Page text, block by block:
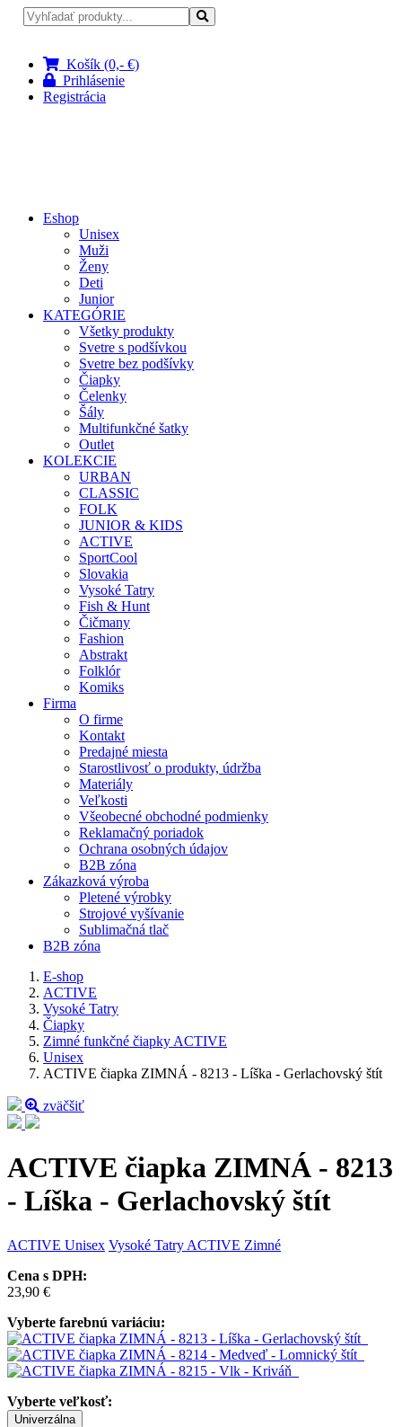
Košík (0,- €)
Prihlásenie
Registrácia
Eshop
Unisex
Muži
Ženy
Deti
Junior
KATEGÓRIE
Všetky produkty
Svetre s podšívkou
Svetre bez podšívky
Čiapky
Čelenky
Šály
Multifunkčné šatky
Outlet
KOLEKCIE
URBAN
CLASSIC
FOLK
JUNIOR & KIDS
ACTIVE
SportCool
Slovakia
Vysoké Tatry
Fish & Hunt
Čičmany
Fashion
Abstrakt
Folklór
Komiks
Firma
O firme
Kontakt
Predajné miesta
Starostlivosť o produkty, údržba
Materiály
Veľkosti
Všeobecné obchodné podmienky
Reklamačný poriadok
Ochrana osobných údajov
B2B zóna
Zákazková výroba
Pletené výrobky
Strojové vyšívanie
Sublimačná tlač
B2B zóna
E-shop
ACTIVE
Vysoké Tatry
Čiapky
Zimné funkčné čiapky ACTIVE
Unisex
ACTIVE čiapka ZIMNÁ - 8213 - Líška - Gerlachovský štít
zväčšiť
ACTIVE čiapka ZIMNÁ - 8213
- Líška - Gerlachovský štít
ACTIVE Unisex Vysoké Tatry ACTIVE Zimné
Cena s DPH:
23,90 €
Vyberte farebnú variáciu:
Vyberte veľkosť:
Univerzálna